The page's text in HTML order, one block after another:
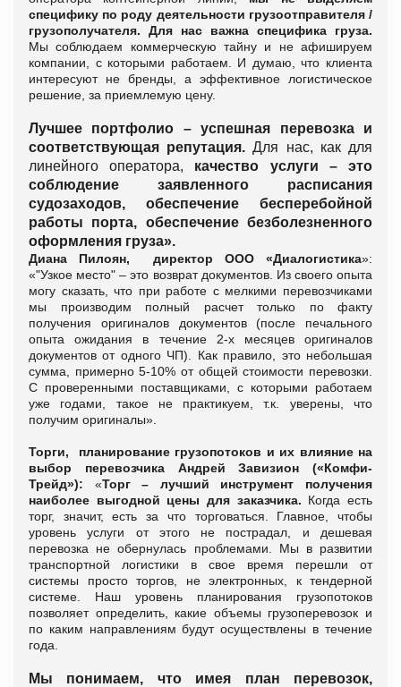
специфику по роду деятельности грузоотправителя /
грузополучателя. Для нас важна специфика груза.
Мы соблюдаем коммерческую тайну и не афишируем
компании, с которыми работаем. И думаю, что клиента
интересуют не бренды, а эффективное логистическое
решение, за приемлемую цену.
Лучшее портфолио – успешная перевозка и
соответствующая репутация.
Для нас, как для
линейного оператора, качество услуги – это
соблюдение заявленного расписания
судозаходов, обеспечение бесперебойной
работы порта, обеспечение безболезненного
оформления груза».
Диана Пилоян, директор ООО «Диалогистика»:
«"Узкое место" – это возврат документов. Из своего опыта
могу сказать, что при работе с мелкими перевозчиками
мы производим полный расчет только по факту
получения оригиналов документов (после печального
опыта ожидания в течение 2-х месяцев оригиналов
документов от одного ЧП). Как правило, это небольшая
сумма, примерно 5-10% от общей стоимости перевозки.
С проверенными поставщиками, с которыми работаем
уже годами, такое не практикуем, т.к. уверены, что
получим оригиналы».
Торги, планирование грузопотоков и их влияние на
выбор перевозчика
Андрей Завизион («Комфи-
Трейд»): «Торг – лучший инструмент получения
наиболее выгодной цены для заказчика. Когда есть
торг, значит, есть за что торговаться. Главное, чтобы
уровень услуги от этого не пострадал, и дешевая
перевозка не обернулась проблемами. Мы в развитии
транспортной логистики в свое время перешли от
системы просто торгов, не электронных, к тендерной
системе. Наш уровень планирования грузопотоков
позволяет определить, какие объемы грузоперевозок и
по каким направлениям будут осуществлены в течение
года.
Мы понимаем, что имея план перевозок,